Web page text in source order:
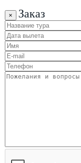
× Заказ